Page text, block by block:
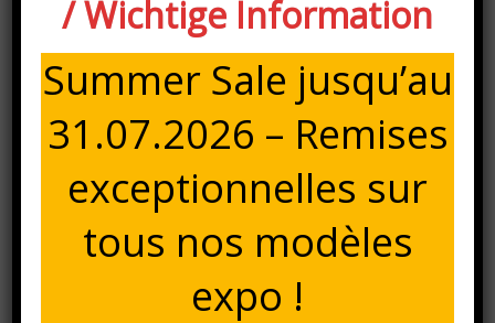
Description
Chaise Azelia en bois d’hévéa, assise et dossier
Ref. KF-0743677
/ Wichtige Information
Summer Sale jusqu’au
31.07.2026 – Remises
exceptionnelles sur
tous nos modèles
expo !